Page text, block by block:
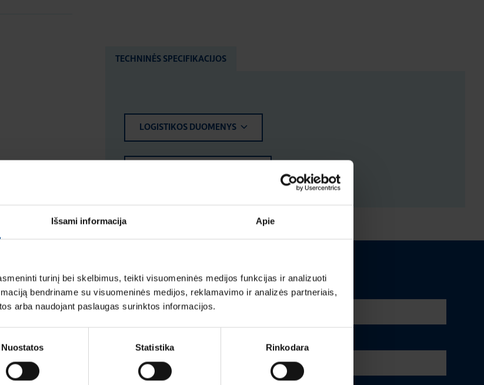
Išsami informacija Apie
turinį bei skelbimus, teikti visuomeninės medijos funkcijas ir analizuoti
bendriname su visuomeninės medijos, reklamavimo ir analizės partneriais,
arba naudojant paslaugas surinktos informacijos.
Nuostatos Statistika Rinkodara
TECHNINĖS SPECIFIKACIJOS
LOGISTIKOS DUOMENYS
Vardas*